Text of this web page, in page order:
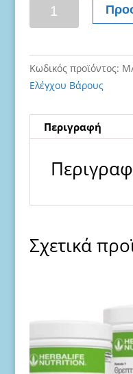
πρωινό-
γνωριμίας
ποσότητα
Κωδικός προϊόντος:
Ελέγχου Βάρους
Περιγραφή
Σχετικά